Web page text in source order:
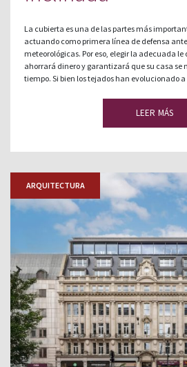
La cubierta es una de las partes más
actuando como primera línea de defensa
meteorológicas. Por eso, elegir la adecuada
ahorrará dinero y garantizará que su casa
tiempo. Si bien los tejados han evolucionado
LEER MÁS
ARQUITECTURA